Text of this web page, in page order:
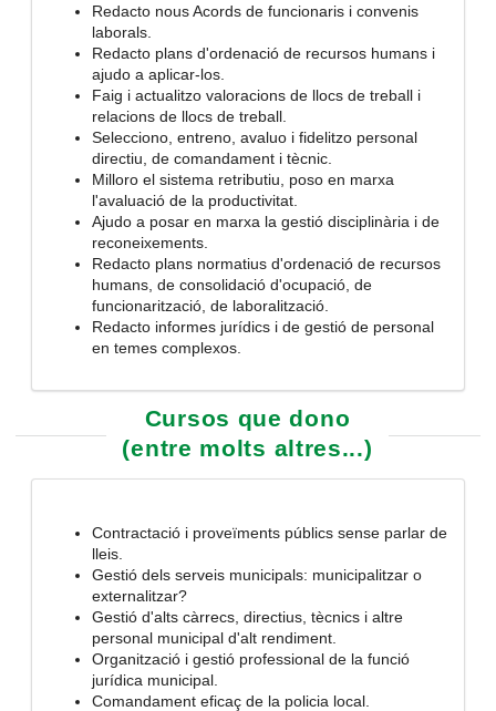
Redacto nous Acords de funcionaris i convenis
laborals.
Redacto plans d'ordenació de recursos humans i
ajudo a aplicar-los.
Faig i actualitzo valoracions de llocs de treball i
relacions de llocs de treball.
Selecciono, entreno, avaluo i fidelitzo personal
directiu, de comandament i tècnic.
Milloro el sistema retributiu, poso en marxa
l'avaluació de la productivitat.
Ajudo a posar en marxa la gestió disciplinària i de
reconeixements.
Redacto plans normatius d'ordenació de recursos
humans, de consolidació d'ocupació, de
funcionarització, de laboralització.
Redacto informes jurídics i de gestió de personal
en temes complexos.
Cursos que dono
(entre molts altres...)
Contractació i proveïments públics sense parlar de
lleis.
Gestió dels serveis municipals: municipalitzar o
externalitzar?
Gestió d'alts càrrecs, directius, tècnics i altre
personal municipal d'alt rendiment.
Organització i gestió professional de la funció
jurídica municipal.
Comandament eficaç de la policia local.